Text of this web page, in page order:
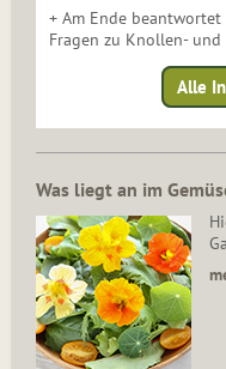
+ Am Ende
Fragen zu Knollen-
Alle
Was liegt an im